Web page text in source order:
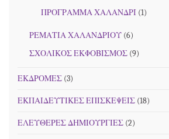
ΠΡΟΓΡΑΜΜΑ ΧΑΛΑΝΔΡΙ (1)
ΡΕΜΑΤΙΑ ΧΑΛΑΝΔΡΙΟΥ (6)
ΣΧΟΛΙΚΟΣ ΕΚΦΟΒΙΣΜΟΣ (9)
ΕΚΔΡΟΜΕΣ (3)
ΕΚΠΑΙΔΕΥΤΙΚΕΣ ΕΠΙΣΚΕΨΕΙΣ (18)
ΕΛΕΥΘΕΡΕΣ ΔΗΜΙΟΥΡΓΙΕΣ (2)